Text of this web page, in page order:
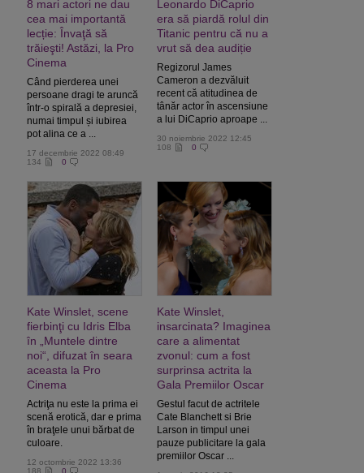
8 mari actori ne dau
cea mai importantă
lecție: Învaţă să
trăieşti! Astăzi, la Pro
Cinema
Când pierderea unei
persoane dragi te aruncă
într-o spirală a depresiei,
numai timpul și iubirea
pot alina ce a ...
17 decembrie 2022 08:49
134
0
Leonardo DiCaprio
era să piardă rolul din
Titanic pentru că nu a
vrut să dea audiție
Regizorul James
Cameron a dezvăluit
recent că atitudinea de
tânăr actor în ascensiune
a lui DiCaprio aproape ...
30 noiembrie 2022 12:45
108
0
Kate Winslet, scene
fierbinţi cu Idris Elba
în „Muntele dintre
noi“, difuzat în seara
aceasta la Pro
Cinema
Actriţa nu este la prima ei
scenă erotică, dar e prima
în braţele unui bărbat de
culoare.
12 octombrie 2022 13:36
188
0
Kate Winslet,
insarcinata? Imaginea
care a alimentat
zvonul: cum a fost
surprinsa actrita la
Gala Premiilor Oscar
Gestul facut de actritele
Cate Blanchett si Brie
Larson in timpul unei
pauze publicitare la gala
premiilor Oscar ...